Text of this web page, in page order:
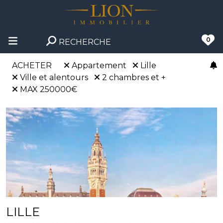
RECHERCHE 0
ACHETER Appartement
Lille
Ville et alentours
2 chambres et +
MAX 250000€
LILLE